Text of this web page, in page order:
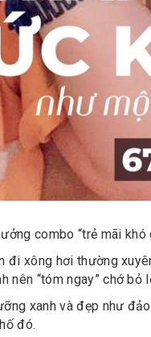
combo “trẻ mãi khó
đi xông hơi thường
nên “tóm ngay” chớ bỏ
xanh và đẹp như đảo
đó.